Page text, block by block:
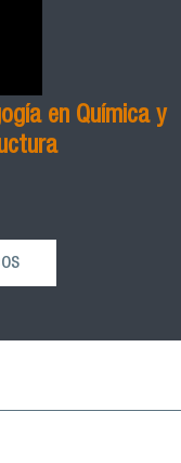
en Química y